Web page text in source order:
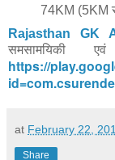
74KM (5KM
Rajasthan GK
https://
at February 22,
Share